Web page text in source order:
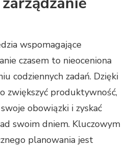
wspomagające
czasem to nieoceniona
codziennych zadań. Dzięki
zwiększyć produktywność,
obowiązki i zyskać
swoim dniem. Kluczowym
planowania jest